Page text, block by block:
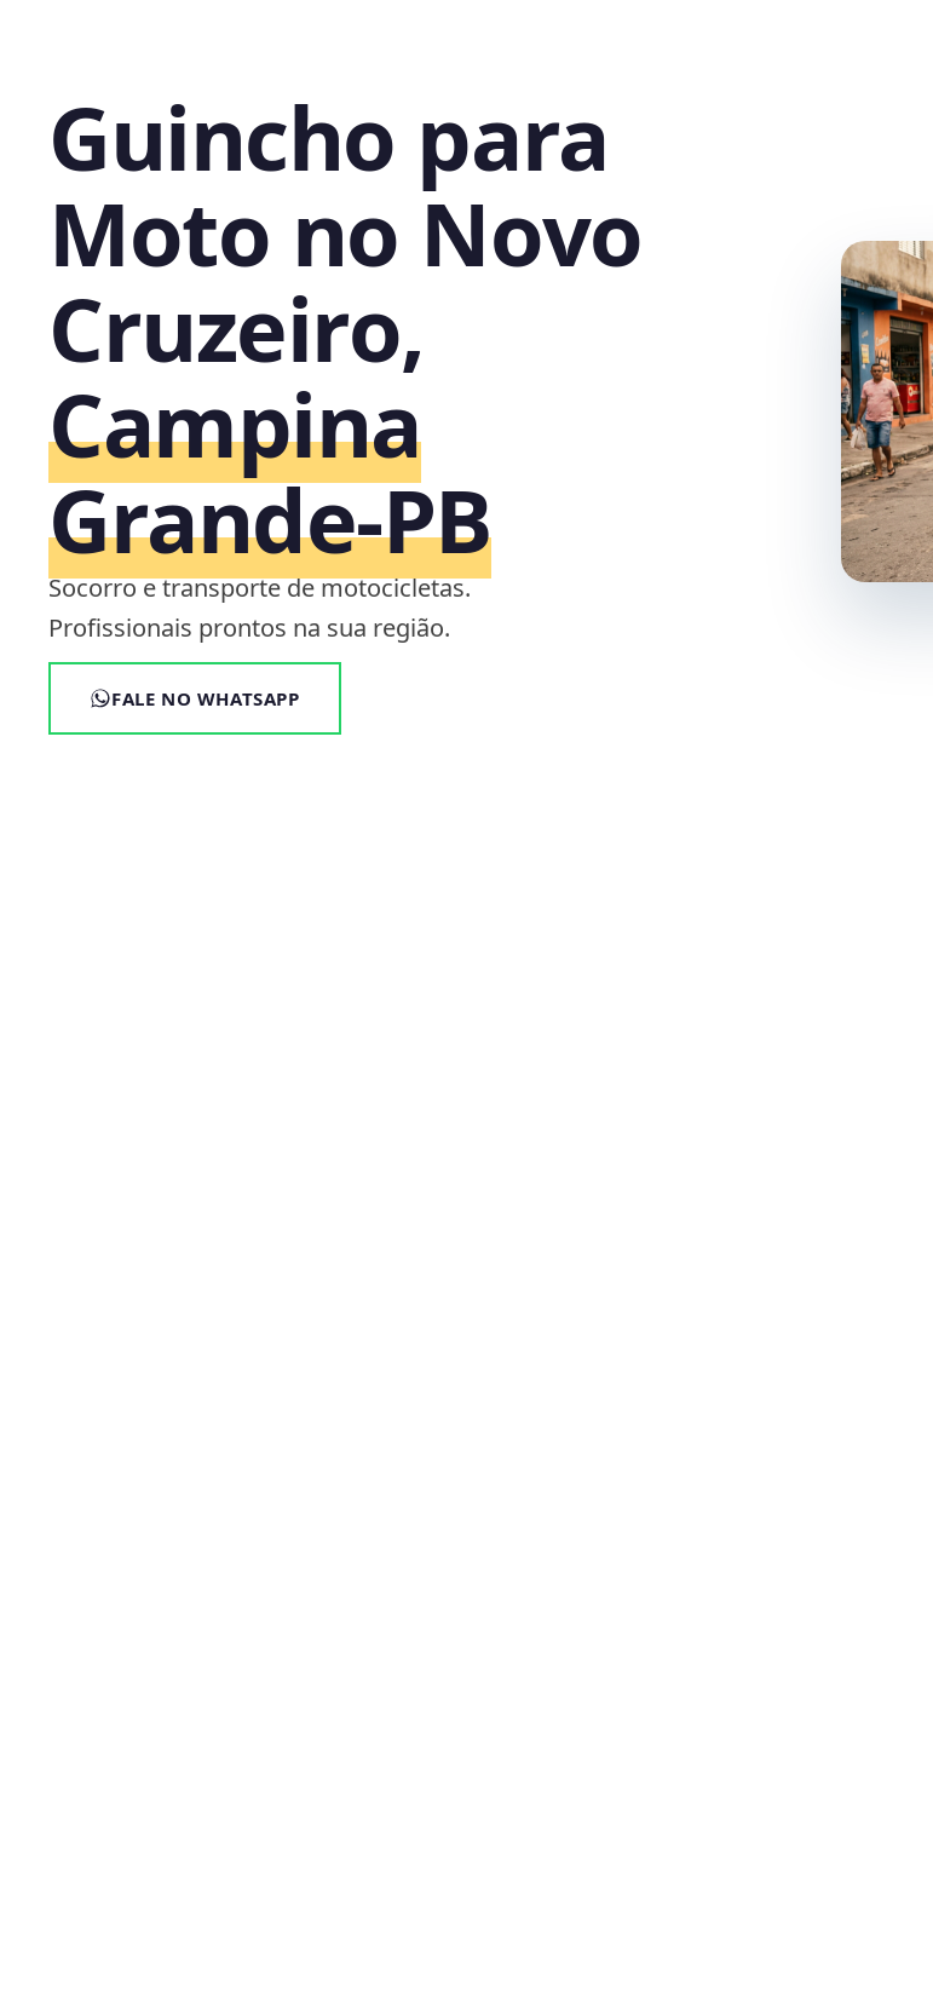
Guincho para
Moto no Novo
Cruzeiro,
Campina
Grande‑PB
Socorro e transporte de motocicletas.
Profissionais prontos na sua região.
FALE NO WHATSAPP